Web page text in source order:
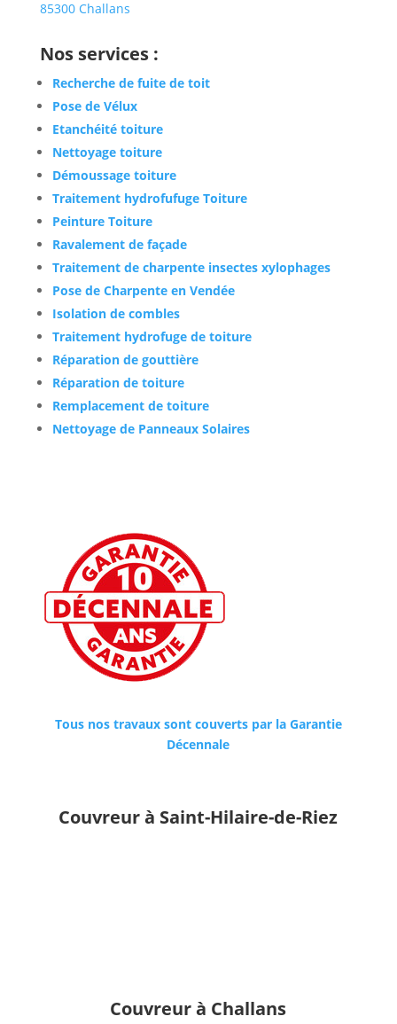
85300 Challans
Nos services :
Recherche de fuite de toit
Pose de Vélux
Etanchéité toiture
Nettoyage toiture
Démoussage toiture
Traitement hydrofufuge Toiture
Peinture Toiture
Ravalement de façade
Traitement de charpente insectes xylophages
Pose de Charpente en Vendée
Isolation de combles
Traitement hydrofuge de toiture
Réparation de gouttière
Réparation de toiture
Remplacement de toiture
Nettoyage de Panneaux Solaires
Tous nos travaux sont couverts par la Garantie
Décennale
Couvreur à Saint-Hilaire-de-Riez
Couvreur à Challans